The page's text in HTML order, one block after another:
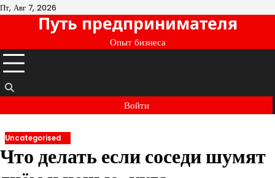
Перейти
содержимому
Пт, Авг 7, 2026
Путь предпринимателя
Опыт бизнеса
Войти
Uncategorised
Что делать если соседи шумят